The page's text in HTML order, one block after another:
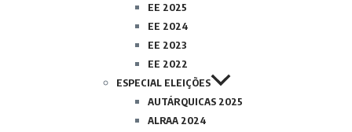
EE 2025
EE 2024
EE 2023
EE 2022
ESPECIAL ELEIÇÕES
AUTÁRQUICAS 2025
ALRAA 2024